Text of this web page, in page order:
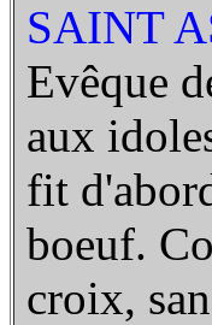
SAINT
Evêque
aux
fit
boeuf.
croix,